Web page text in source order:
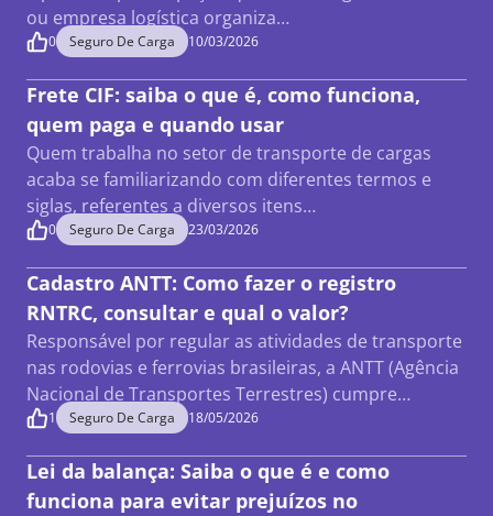
ou empresa logística organiza…
0 Seguro De Carga 10/03/2026
Frete CIF: saiba o que é, como funciona,
quem paga e quando usar
Quem trabalha no setor de transporte de cargas
acaba se familiarizando com diferentes termos e
siglas, referentes a diversos itens…
0 Seguro De Carga 23/03/2026
Cadastro ANTT: Como fazer o registro
RNTRC, consultar e qual o valor?
Responsável por regular as atividades de transporte
nas rodovias e ferrovias brasileiras, a ANTT (Agência
Nacional de Transportes Terrestres) cumpre…
1 Seguro De Carga 18/05/2026
Lei da balança: Saiba o que é e como
funciona para evitar prejuízos no